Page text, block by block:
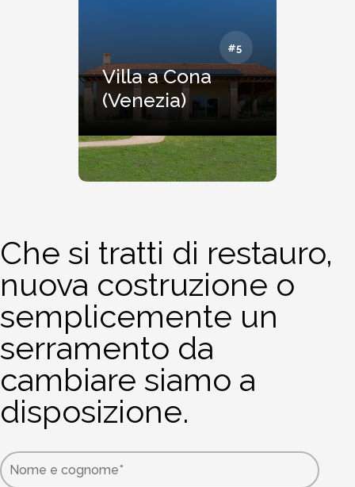
#5
Villa a Cona
(Venezia)
Che si tratti di restauro,
nuova costruzione o
semplicemente un
serramento da
cambiare siamo a
disposizione.